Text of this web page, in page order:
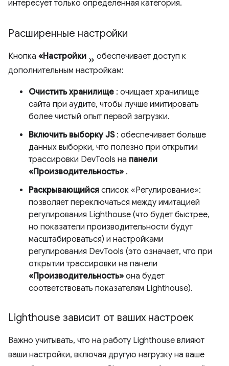
интересует только определенная категория.
Расширенные настройки
Кнопка «Настройки » обеспечивает доступ к
дополнительным настройкам:
Очистить хранилище : очищает хранилище
сайта при аудите, чтобы лучше имитировать
более чистый опыт первой загрузки.
Включить выборку JS: обеспечивает больше
данных выборки, что полезно при открытии
трассировки DevTools на панели
«Производительность» .
Раскрывающийся список «Регулирование»:
позволяет переключаться между имитацией
регулирования Lighthouse (что будет быстрее,
но показатели производительности будут
масштабироваться) и настройками
регулирования DevTools (это означает, что при
открытии трассировки на панели
«Производительность» она будет
соответствовать показателям Lighthouse).
Lighthouse зависит от ваших настроек
Важно учитывать, что на работу Lighthouse влияют
ваши настройки, включая другую нагрузку на ваше